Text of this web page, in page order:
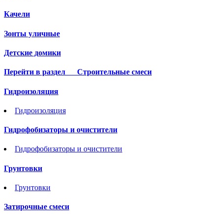
Качели
Зонты уличные
Детские домики
Перейти в раздел Строительные смеси
Гидроизоляция
Гидроизоляция
Гидрофобизаторы и очистители
Гидрофобизаторы и очистители
Грунтовки
Грунтовки
Затирочные смеси